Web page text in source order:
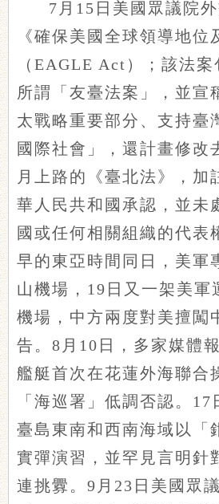
7月15日美國眾議院
《確保美國全球領導地位
（EAGLE Act）；該法
所謂「友臺法案」，並宣
太戰略重要部分、支持臺
國際社會」，還計畫修改
月上路的《臺北法》，加
華人民共和國承認，並未
國或任何相關組織的代表
早的東亞時間同日，美軍
山機場，19日又一架美軍
機場，中方兩度對美擅闖
告。8月10日，多家媒體
艦艇首次在花蓮外海聯合
「海巡署」低調否認。
臺島東南和西南海域以「
實彈演習，並罕見言明針
連挑釁。9月23日美國眾